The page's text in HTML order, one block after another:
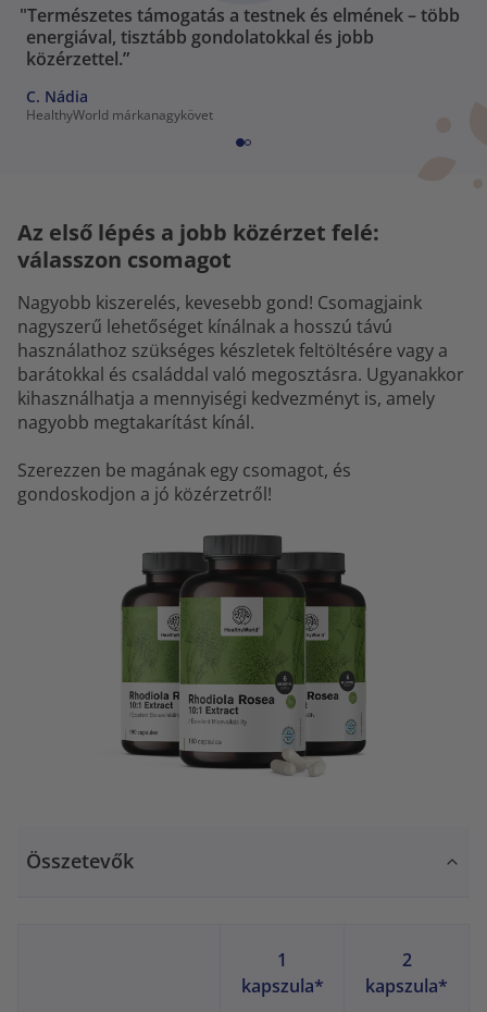
"Természetes támogatás a testnek és elmének – több
energiával, tisztább gondolatokkal és jobb
közérzettel.”
C. Nádia
HealthyWorld márkanagykövet
Az első lépés a jobb közérzet felé:
válasszon csomagot
Nagyobb kiszerelés, kevesebb gond! Csomagjaink
nagyszerű lehetőséget kínálnak a hosszú távú
használathoz szükséges készletek feltöltésére vagy a
barátokkal és családdal való megosztásra. Ugyanakkor
kihasználhatja a mennyiségi kedvezményt is, amely
nagyobb megtakarítást kínál.
Szerezzen be magának egy csomagot, és
gondoskodjon a jó közérzetről!
Összetevők
1
kapszula*
2
kapszula*